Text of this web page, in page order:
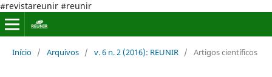
#revistareunir #reunir
Início / Arquivos / v. 6 n. 2 (2016): REUNIR / Artigos científicos